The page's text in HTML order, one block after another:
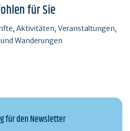
für Sie
Aktivitäten, Veranstaltungen,
Wanderungen
für den Newsletter